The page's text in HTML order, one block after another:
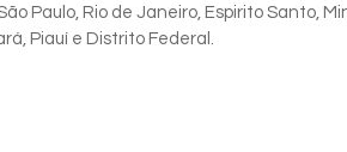
Paulo, Rio de Janeiro, Espirito Santo,
Piauí e Distrito Federal.